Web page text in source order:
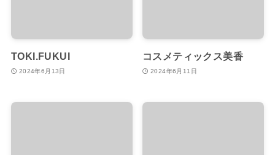
TOKI.FUKUI
2024年6月13日
コスメティックス美香
2024年6月11日